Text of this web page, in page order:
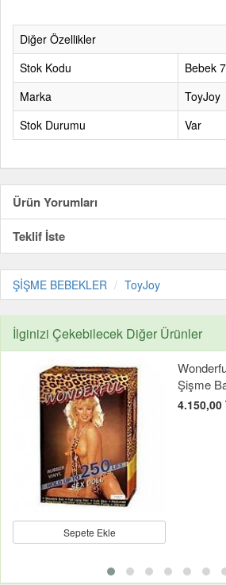
Diğer Özellikler
Stok Kodu
Bebek
Marka
ToyJoy
Stok Durumu
Var
Ürün Yorumları
Teklif İste
ŞİŞME BEBEKLER ToyJoy
İlginizi Çekebilecek Diğer Ürünler
Sepete Ekle
Şişme
4.150,00